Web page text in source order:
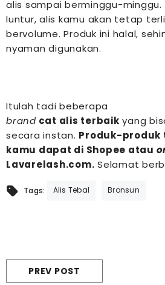
alis sampai berminggu-
luntur, alis kamu akan tetap
bervolume. Produk ini halal,
nyaman digunakan.
Itulah tadi beberapa
brand cat alis terbaik yang
secara instan. Produk-produk
kamu dapat di Shopee atau
Lavarelash.com. Selamat
Tags: Alis Tebal Bronsun
PREV POST